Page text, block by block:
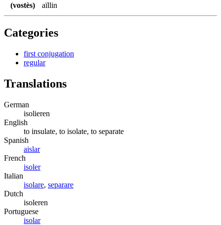
(vostès)
aïllin
Categories
first conjugation
regular
Translations
German
isolieren
English
to insulate, to isolate, to separate
Spanish
aislar
French
isoler
Italian
isolare, separare
Dutch
isoleren
Portuguese
isolar